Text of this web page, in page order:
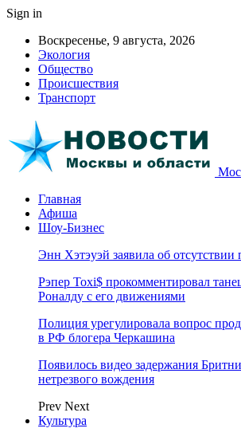
Sign in
Воскресенье, 9 августа, 2026
Экология
Общество
Происшествия
Транспорт
Главная
Афиша
Шоу-Бизнес
Энн Хэтэуэй заявила об отсутствии
Рэпер Toxi$ прокомментировал
Роналду с его движениями
Полиция урегулировала вопрос
в РФ блогера Черкашина
Появилось видео задержания
нетрезвого вождения
Prev Next
Культура